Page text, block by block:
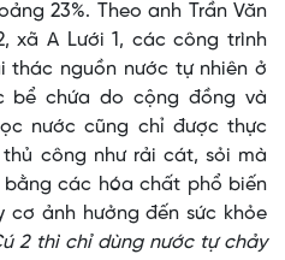
23%. Theo anh Trần Văn
xã A Lưới 1, các công trình
thác nguồn nước tự nhiên ở
bể chứa do cộng đồng và
nước cũng chỉ được thực
công như rải cát, sỏi mà
bằng các hóa chất phổ biến
cơ ảnh hưởng đến sức khỏe
2 thì chỉ dùng nước tự chảy